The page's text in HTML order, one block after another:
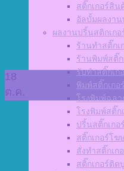
สติ๊กเกอร์สิน
อัลบั้มผลงา
ผลงานปริ้นสติกเกอ
ร้านทำสติ๊กเ
ร้านพิมพ์สติ๊ก
รับทำสติ๊กเก
พิมพ์สติ๊กเกอ
โรงพิมพ์ฉล
โรงพิมพ์สติ๊ก
ปริ้นสติ๊กเกอ
สติ๊กเกอร์โ
สั่งทำสติ๊กเก
สติ๊กเกอร์ติด
18
ต.ค.